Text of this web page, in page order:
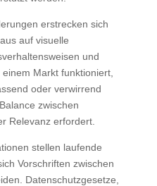
erstrecken sich
auf visuelle
und
Markt funktioniert,
oder verwirrend
zwischen
Relevanz erfordert.
stellen laufende
Vorschriften zwischen
Datenschutzgesetze,